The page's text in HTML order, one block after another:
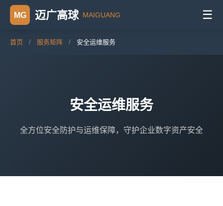
MG 迈广高球 MAIGUANG ☰
首页 / 服务矩阵 / 安全运维服务
安全运维服务
全方位安全防护与运维保障，守护企业数字资产安全